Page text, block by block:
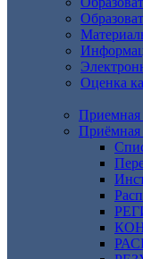
Оценка
Приемная
Приёмная